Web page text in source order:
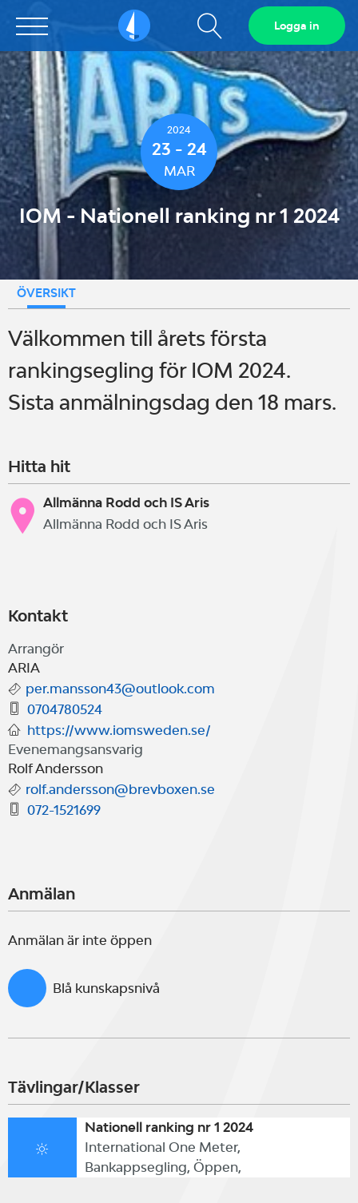
Sailarena Visa
sökfält
Logga in
2024
23 - 24
MAR
IOM - Nationell ranking nr 1 2024
ÖVERSIKT
Välkommen till årets första
rankingsegling för IOM 2024.
Sista anmälningsdag den 18 mars.
Hitta hit
Allmänna Rodd och IS Aris
Allmänna Rodd och IS Aris
Kontakt
Arrangör
ARIA
per.mansson43@outlook.com
0704780524
https://www.iomsweden.se/
Evenemangsansvarig
Rolf Andersson
rolf.andersson@brevboxen.se
072-1521699
Anmälan
Anmälan är inte öppen
Blå kunskapsnivå
Tävlingar/Klasser
Nationell ranking nr 1 2024
International One Meter,
Bankappsegling, Öppen,